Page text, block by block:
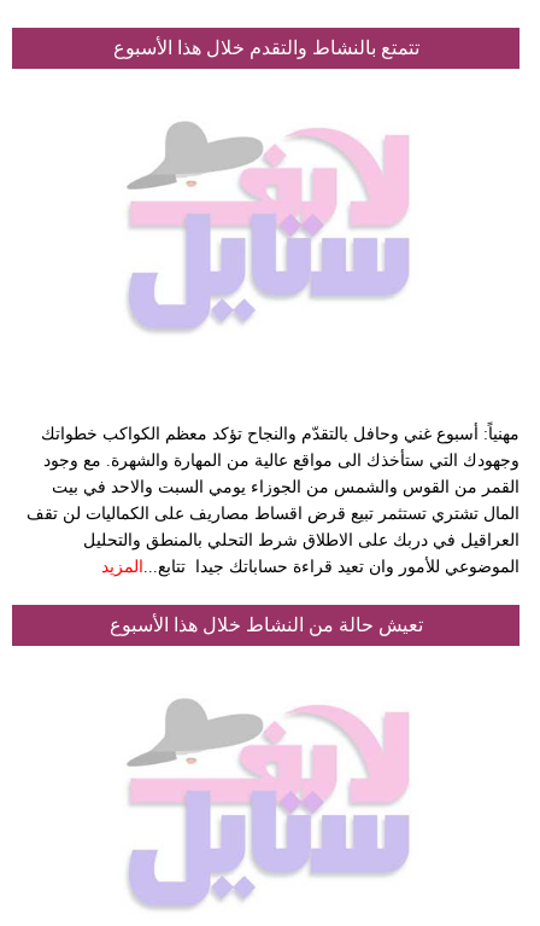
تتمتع بالنشاط والتقدم خلال هذا الأسبوع
مهنياً: أسبوع غني وحافل بالتقدّم والنجاح تؤكد معظم الكواكب خطواتك
وجهودك التي ستأخذك الى مواقع عالية من المهارة والشهرة. مع وجود
القمر من القوس والشمس من الجوزاء يومي السبت والاحد في بيت
المال تشتري تستثمر تبيع قرض اقساط مصاريف على الكماليات لن تقف
العراقيل في دربك على الاطلاق شرط التحلي بالمنطق والتحليل
الموضوعي للأمور وان تعيد قراءة حساباتك جيدا تتابع...
المزيد
تعيش حالة من النشاط خلال هذا الأسبوع